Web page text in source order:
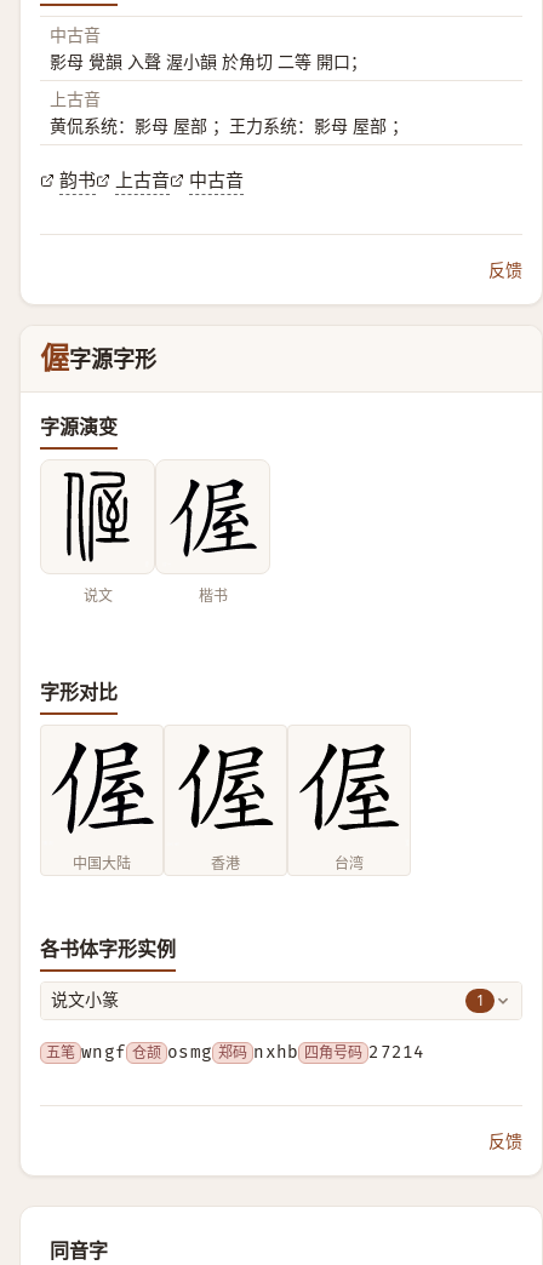
中古音
影母 覺韻 入聲 渥小韻 於角切 二等 開口；
上古音
黄侃系统：影母 屋部 ；王力系统：影母 屋部 ；
韵书 上古音 中古音
反馈
偓字源字形
字源演变
说文 楷书
字形对比
中国大陆 香港 台湾
各书体字形实例
说文小篆 1
五笔 wngf 仓颉 osmg 郑码 nxhb 四角号码 27214
反馈
同音字